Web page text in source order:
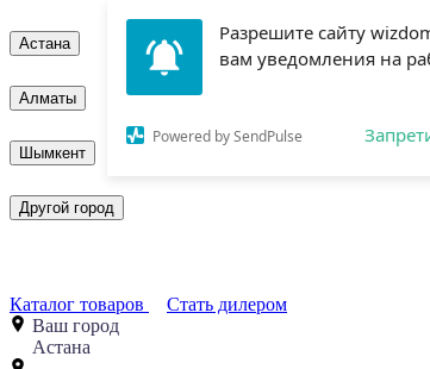
Разрешите сайту
вам уведомления на
Powered by SendPulse
Астана
Алматы
Шымкент
Другой город
Каталог товаров
Стать дилером
Ваш город
Астана